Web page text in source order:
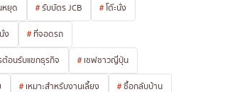
หยุด
รับบัตร JCB
โต๊ะนั่ง
ง
ที่จอดรถ
ต้อนรับแขกธุรกิจ
เชฟชาวญี่ปุ่น
เหมาะสำหรับงานเลี้ยง ซื้อกลับบ้าน